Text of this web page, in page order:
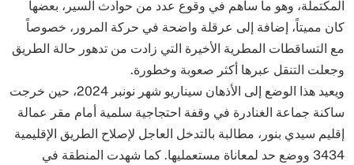
المكتملة، وهو ما ساهم في وقوع عدد من حوادث السير، بعضها
كان مميتاً، إضافة إلى عرقلة واضحة في حركة المرور، خصوصاً
مع التساقطات المطرية الأخيرة التي زادت من تدهور حالة الطريق
وجعلت التنقل عبرها أكثر صعوبة وخطورة.
ويعيد هذا الوضع إلى الأذهان سيناريو شهر نونبر 2024، حين خرجت
ساكنة جماعة الغنادرة في وقفة احتجاجية سلمية أمام مقر عمالة
إقليم سيدي بنور، مطالبة بالتدخل العاجل لإصلاح الطريق الإقليمية
3434 ووضع حد لمعاناة مستعمليها. كما شهدت المنطقة في